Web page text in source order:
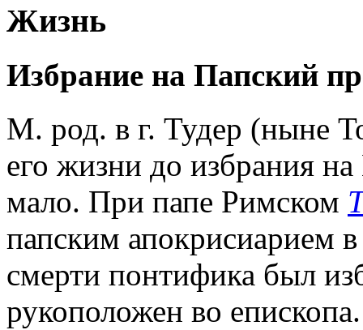
Жизнь
Избрание на Папский
М. род. в г. Тудер (ныне
его жизни до избрания
мало. При папе Римском
папским апокрисиарием
смерти понтифика был
рукоположен во епископа.